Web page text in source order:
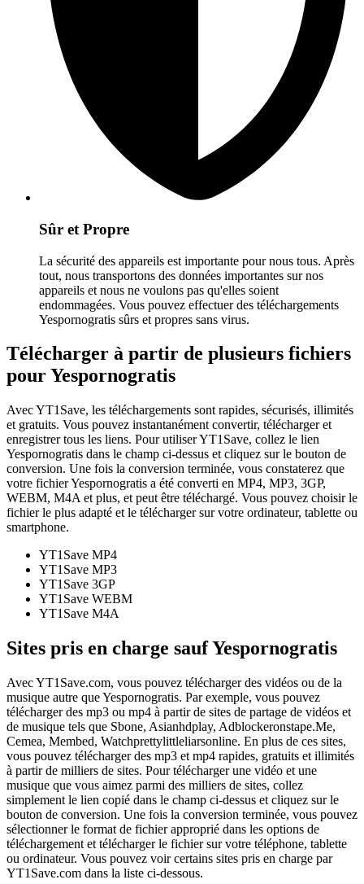
Sûr et Propre
La sécurité des appareils est importante pour nous tous. Après
tout, nous transportons des données importantes sur nos
appareils et nous ne voulons pas qu'elles soient
endommagées. Vous pouvez effectuer des téléchargements
Yespornogratis sûrs et propres sans virus.
Télécharger à partir de plusieurs fichiers
pour Yespornogratis
Avec YT1Save, les téléchargements sont rapides, sécurisés, illimités
et gratuits. Vous pouvez instantanément convertir, télécharger et
enregistrer tous les liens. Pour utiliser YT1Save, collez le lien
Yespornogratis dans le champ ci-dessus et cliquez sur le bouton de
conversion. Une fois la conversion terminée, vous constaterez que
votre fichier Yespornogratis a été converti en MP4, MP3, 3GP,
WEBM, M4A et plus, et peut être téléchargé. Vous pouvez choisir le
fichier le plus adapté et le télécharger sur votre ordinateur, tablette ou
smartphone.
YT1Save MP4
YT1Save MP3
YT1Save 3GP
YT1Save WEBM
YT1Save M4A
Sites pris en charge sauf Yespornogratis
Avec YT1Save.com, vous pouvez télécharger des vidéos ou de la
musique autre que Yespornogratis. Par exemple, vous pouvez
télécharger des mp3 ou mp4 à partir de sites de partage de vidéos et
de musique tels que Sbone, Asianhdplay, Adblockeronstape.Me,
Cemea, Membed, Watchprettylittleliarsonline. En plus de ces sites,
vous pouvez télécharger des mp3 et mp4 rapides, gratuits et illimités
à partir de milliers de sites. Pour télécharger une vidéo et une
musique que vous aimez parmi des milliers de sites, collez
simplement le lien copié dans le champ ci-dessus et cliquez sur le
bouton de conversion. Une fois la conversion terminée, vous pouvez
sélectionner le format de fichier approprié dans les options de
téléchargement et télécharger le fichier sur votre téléphone, tablette
ou ordinateur. Vous pouvez voir certains sites pris en charge par
YT1Save.com dans la liste ci-dessous.